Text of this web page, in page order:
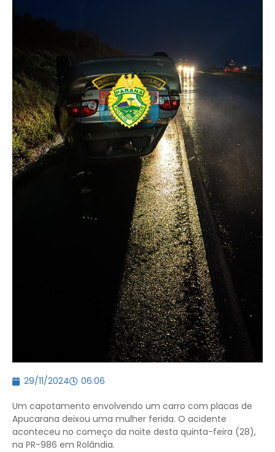
29/11/2024 06:06
Um capotamento envolvendo um carro com placas de
Apucarana deixou uma mulher ferida. O acidente
aconteceu no começo da noite desta quinta-feira (28),
na PR-986 em Rolândia.